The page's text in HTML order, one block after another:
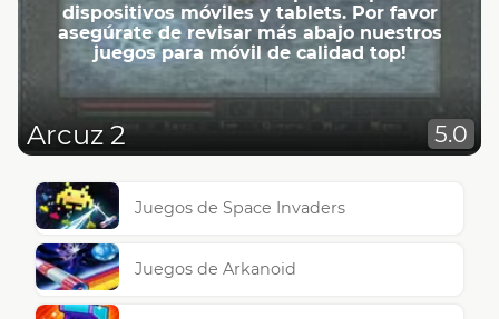
dispositivos móviles y tablets. Por favor
asegúrate de revisar más abajo nuestros
juegos para móvil de calidad top!
Arcuz 2 5.0
Juegos de Space Invaders
Juegos de Arkanoid